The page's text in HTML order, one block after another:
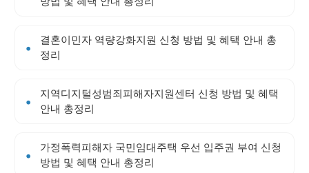
결혼이민자 역량강화지원 신청 방법 및 혜택 안내 총
정리
지역디지털성범죄피해자지원센터 신청 방법 및 혜택
안내 총정리
가정폭력피해자 국민임대주택 우선 입주권 부여 신청
방법 및 혜택 안내 총정리